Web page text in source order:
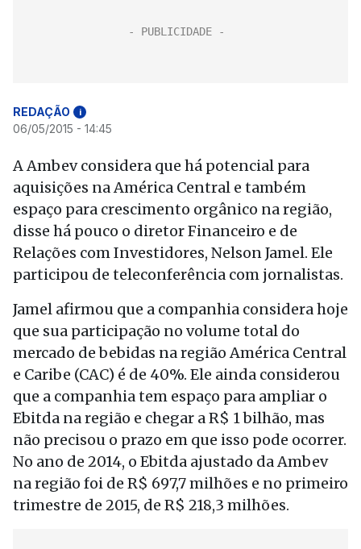
REDAÇÃO i
06/05/2015 - 14:45
A Ambev considera que há potencial para
aquisições na América Central e também
espaço para crescimento orgânico na região,
disse há pouco o diretor Financeiro e de
Relações com Investidores, Nelson Jamel. Ele
participou de teleconferência com jornalistas.
Jamel afirmou que a companhia considera hoje
que sua participação no volume total do
mercado de bebidas na região América Central
e Caribe (CAC) é de 40%. Ele ainda considerou
que a companhia tem espaço para ampliar o
Ebitda na região e chegar a R$ 1 bilhão, mas
não precisou o prazo em que isso pode ocorrer.
No ano de 2014, o Ebitda ajustado da Ambev
na região foi de R$ 697,7 milhões e no primeiro
trimestre de 2015, de R$ 218,3 milhões.